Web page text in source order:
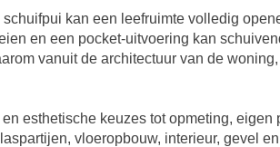
kan een leefruimte volledig
en een pocket-uitvoering kan
vanuit de architectuur van de
esthetische keuzes tot opmeting,
vloeropbouw, interieur, gevel